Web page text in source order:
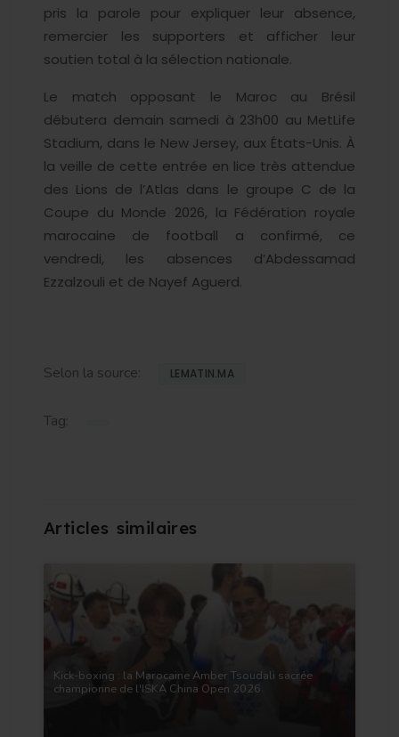
pris la parole pour expliquer leur absence,
remercier les supporters et afficher leur
soutien total à la sélection nationale.
Le match opposant le Maroc au Brésil
débutera demain samedi à 23h00 au MetLife
Stadium, dans le New Jersey, aux États-Unis. À
la veille de cette entrée en lice très attendue
des Lions de l’Atlas dans le groupe C de la
Coupe du Monde 2026, la Fédération royale
marocaine de football a confirmé, ce
vendredi, les absences d’Abdessamad
Ezzalzouli et de Nayef Aguerd.
Selon la source: LEMATIN.MA
Tag:
Kick-boxing : la Marocaine Amber Tsoudali sacrée
championne de l'ISKA China Open 2026